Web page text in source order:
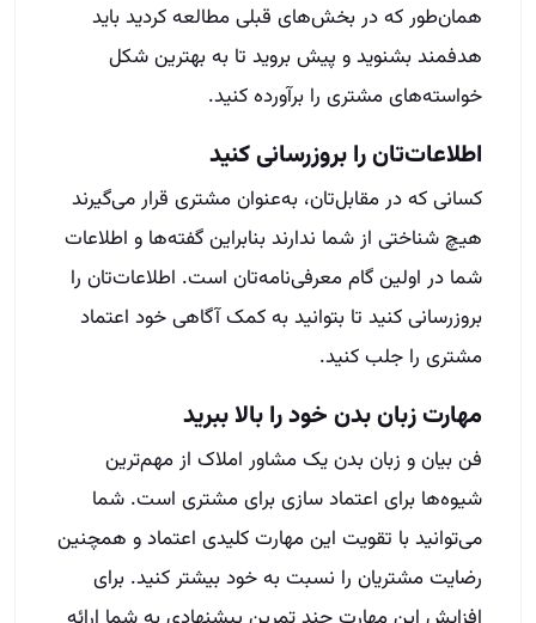
همان‌طور که در بخش‌های قبلی مطالعه کردید باید
هدفمند بشنوید و پیش بروید تا به بهترین شکل
خواسته‌های مشتری را برآورده کنید.
اطلاعات‌تان را بروزرسانی کنید
کسانی که در مقابل‌‌تان، به‌عنوان مشتری قرار می‌گیرند
هیچ شناختی از شما ندارند بنابراین گفته‌ها و اطلاعات
شما در اولین گام معرفی‌نامه‌تان است. اطلاعات‌تان را
بروزرسانی کنید تا بتوانید به کمک آگاهی خود اعتماد
مشتری را جلب کنید.
مهارت زبان بدن خود را بالا ببرید
فن‌ بیان و زبان بدن یک مشاور املاک از مهم‌ترین
شیوه‌ها برای اعتماد سازی برای مشتری است. شما
می‌توانید با تقویت این مهارت کلیدی اعتماد و همچنین
رضایت مشتریان را نسبت به خود بیشتر کنید. برای